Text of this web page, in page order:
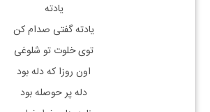
یادته
یادته گفتی صدام کن
توی خلوت تو شلوغی
اون روزا که دله بود
دله پر حوصله بود